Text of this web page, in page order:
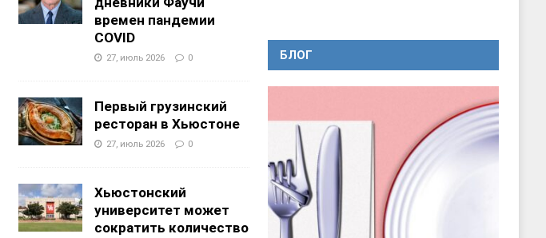
времен пандемии
COVID
27, июль 2026 0
Первый грузинский
ресторан в Хьюстоне
27, июль 2026 0
Хьюстонский
университет может
сократить количество
БЛОГ